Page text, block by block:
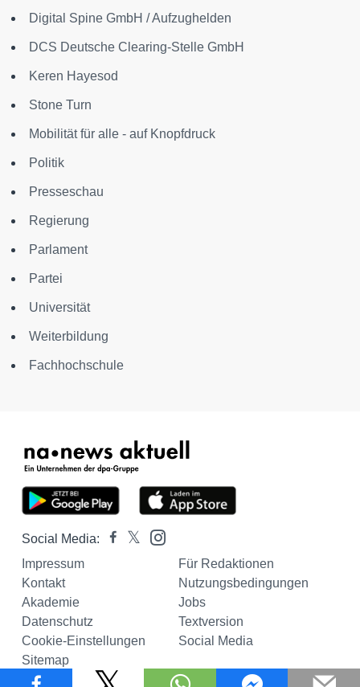
Digital Spine GmbH / Aufzughelden
DCS Deutsche Clearing-Stelle GmbH
Keren Hayesod
Stone Turn
Mobilität für alle - auf Knopfdruck
Politik
Presseschau
Regierung
Parlament
Partei
Universität
Weiterbildung
Fachhochschule
Social Media:
Impressum
Für Redaktionen
Kontakt
Nutzungsbedingungen
Akademie
Jobs
Datenschutz
Textversion
Cookie-Einstellungen
Social Media
Sitemap